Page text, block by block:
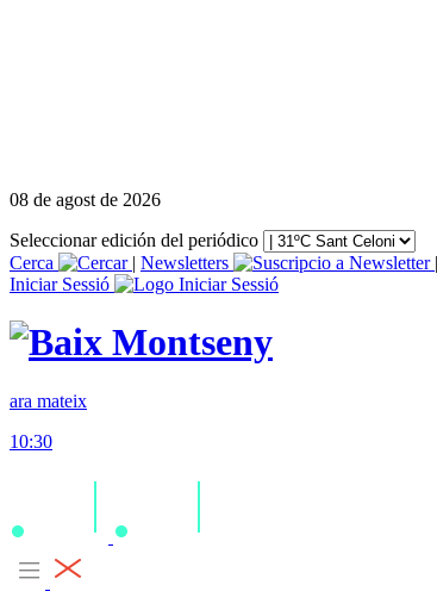
08 de agost de 2026
Seleccionar edición del periódico
Cerca
| Newsletters
|
Iniciar Sessió
ara mateix
10:30